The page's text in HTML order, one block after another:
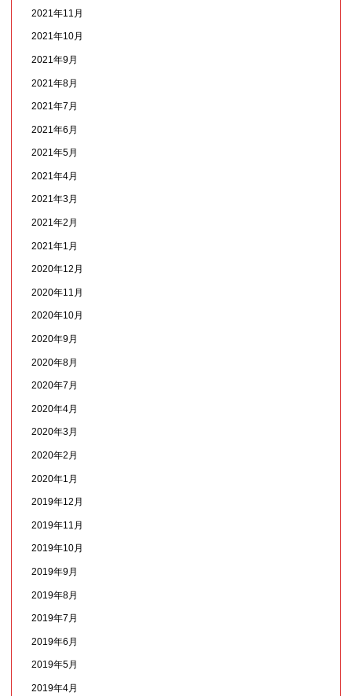
2021年11月
2021年10月
2021年9月
2021年8月
2021年7月
2021年6月
2021年5月
2021年4月
2021年3月
2021年2月
2021年1月
2020年12月
2020年11月
2020年10月
2020年9月
2020年8月
2020年7月
2020年4月
2020年3月
2020年2月
2020年1月
2019年12月
2019年11月
2019年10月
2019年9月
2019年8月
2019年7月
2019年6月
2019年5月
2019年4月